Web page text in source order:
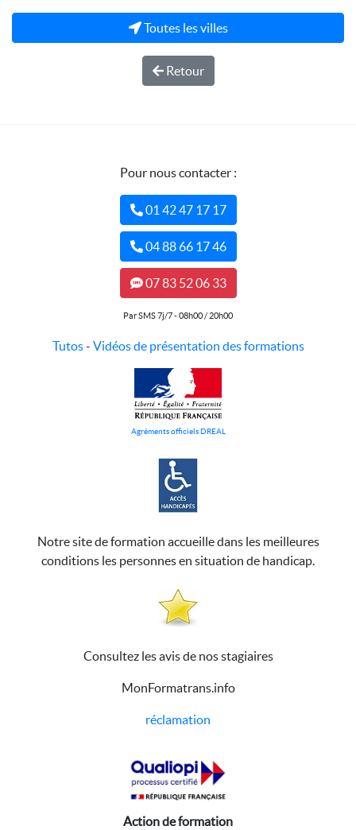
Toutes les villes
Retour
Pour nous contacter :
01 42 47 17 17
04 88 66 17 46
07 83 52 06 33
Par SMS 7j/7 - 08h00 / 20h00
Tutos- Vidéos de présentation des formations
Agréments officiels DREAL
Notre site de formation accueille dans les meilleures
conditions les personnes en situation de handicap.
Consultez les avis de nos stagiaires
MonFormatrans.info
réclamation
Action de formation